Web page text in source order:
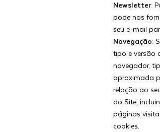
Newsletter:
pode nos
seu e-mail
Navegação:
tipo e versão
navegador,
aproximada
relação ao
do Site,
páginas
cookies.